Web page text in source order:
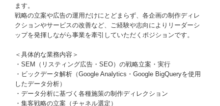
ます。
戦略の立案や広告の運用だけにとどまらず、各企画の制作ディレ
クションやサービスの改善など、ご経験や志向によりリーダーシ
ップを発揮しながら事業を牽引していただくポジションです。
＜具体的な業務内容＞
・SEM（リスティング広告・SEO）の戦略立案・実行
・ビックデータ解析（Google Analytics・Google BigQueryを使用
したデータ分析）
・データ分析に基づく各種施策の制作ディレクション
・集客戦略の立案（チャネル選定）